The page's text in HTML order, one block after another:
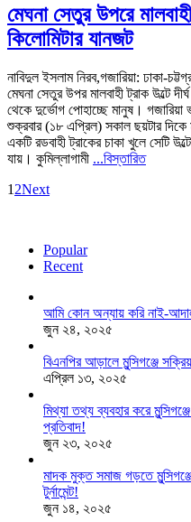
মেঘনা সেতুর উপরে
কিলোমিটার যানজট
নাবিদুল ইসলাম নিরব,গজারিয়া: ঢাকা-
মেঘনা সেতুর উপর মালবাহী ট্রাক উল্টে
থেকে দুর্ভোগ পোহাচ্ছে মানুষ। গজারিয়া
শুক্রবার (১৮ এপ্রিল) সকাল ছয়টার
একটি রডবাহী ট্রাকের চাকা খুলে সেটি
যায়। কুমিল্লাগামী ...বিস্তারিত
1 2Next
Popular
Recent
আমি কোন অন্যায় করি নাই-
জুন ২৪, ২০২৫
বিএনপির আড়ালে মুন্সিগঞ্জে
এপ্রিল ১৩, ২০২৫
মিথ্যা তথ্য ব্যবহার করে
প্রতিবাদ!
জুন ২৩, ২০২৫
মাদক মুক্ত সমাজ গড়তে
টুর্নামেন্ট!
জুন ১৪, ২০২৫